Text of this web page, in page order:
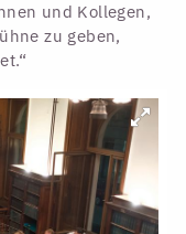
und Kollegen,
zu geben,